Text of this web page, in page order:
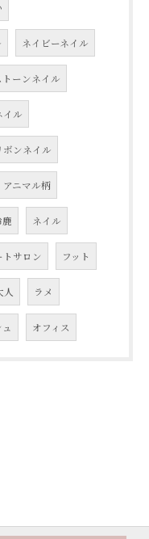
ネイビーネイル
トーンネイル
イル
ボンネイル
アニマル柄
鹿 ネイル
トサロン フット
人 ラメ
オフィス